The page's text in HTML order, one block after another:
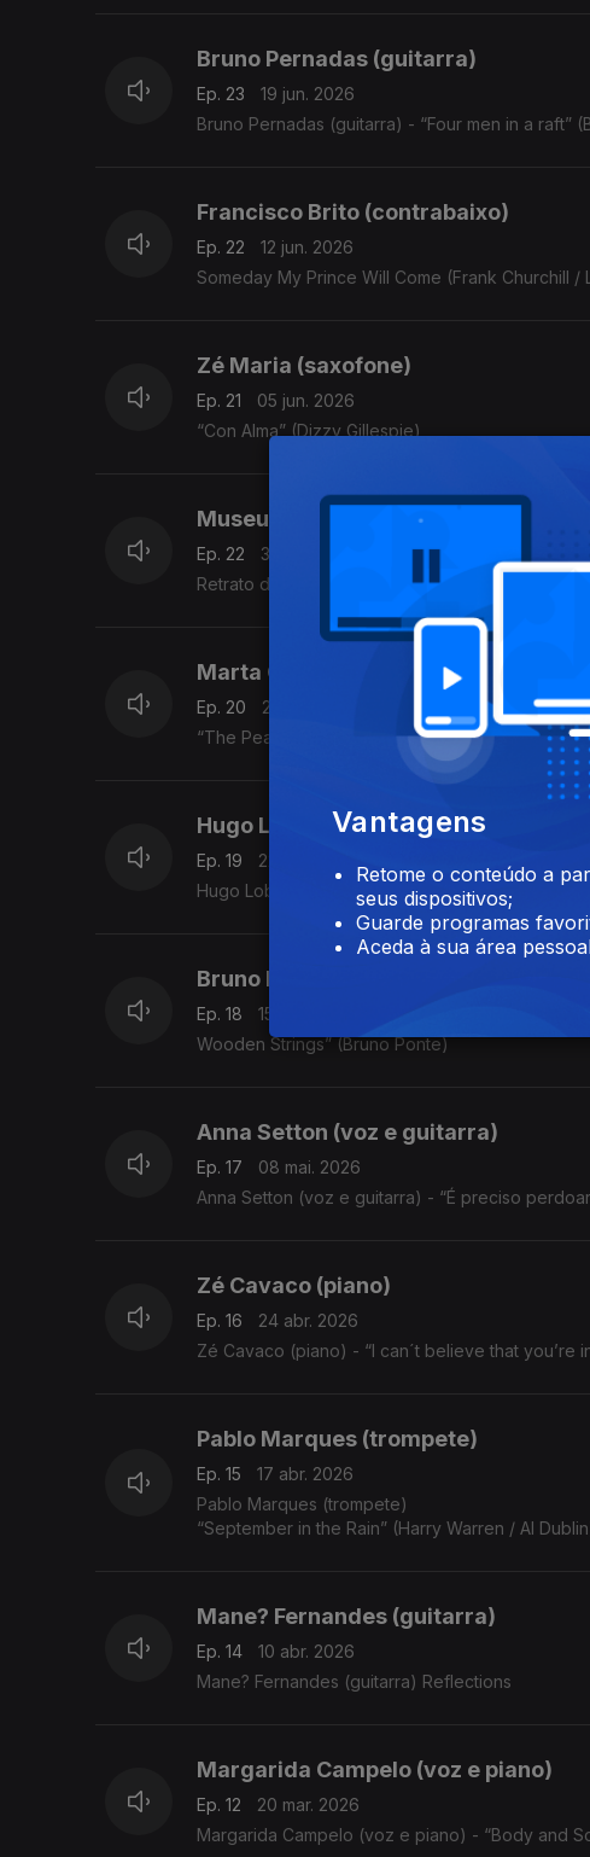
Bruno Pernadas (guitarra)
Ep. 23
19 jun. 2026
Bruno Pernadas (guitarra) - “Four men in a raft”
Francisco Brito (contrabaixo)
Ep. 22
12 jun. 2026
Someday My Prince Will Come (Frank Churchill /
Zé Maria (saxofone)
Ep. 21
05 jun. 2026
“Con Alma” (Dizzy Gillespie)
Museu Gulbenkian Arte e Moda
Ep. 22
30 mai. 2026
Retrato de homem, de Van Dyck, Museu
Marta Garrett (voz)
Ep. 20
29 mai. 2026
“The Peacocks” (Jimmy Rowles)
Hugo Lobo (piano)
Ep. 19
22 mai. 2026
Hugo Lobo (piano) - “Renaissance” (Barry Harris)
Bruno Ponte (guitarra)
Ep. 18
15 mai. 2026
Wooden Strings” (Bruno Ponte)
Anna Setton (voz e guitarra)
Ep. 17
08 mai. 2026
Anna Setton (voz e guitarra) - “É preciso
Zé Cavaco (piano)
Ep. 16
24 abr. 2026
Zé Cavaco (piano) - “I can´t believe that you’re
Pablo Marques (trompete)
Ep. 15
17 abr. 2026
Pablo Marques (trompete)
“September in the Rain” (Harry Warren / Al
Mane? Fernandes (guitarra)
Ep. 14
10 abr. 2026
Mane? Fernandes (guitarra) Reflections
Margarida Campelo (voz e piano)
Ep. 12
20 mar. 2026
Margarida Campelo (voz e piano) - “Body and
Vantagens
Retome o conteúdo a
seus dispositivos;
Guarde programas
Aceda à sua área